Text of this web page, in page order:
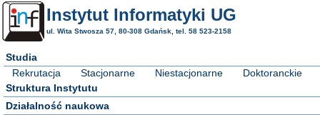
Instytut Informatyki UG
ul. Wita Stwosza 57, 80-308 Gdańsk, tel. 58 523-2158
Studia
Rekrutacja
Stacjonarne Niestacjonarne
Doktoranckie
Struktura Instytutu
Działalność naukowa